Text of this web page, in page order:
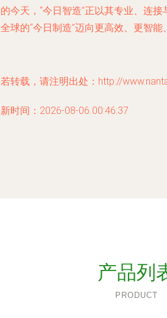
今天，“今日智造”正以其专业、连
球的“今日制造”迈向更高效、更智能
转载，请注明出处：http://
时间：2026-08-06 00:46:37
产品列
PRODUCT